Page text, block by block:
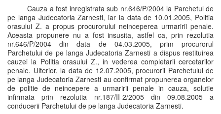
Cauza a fost inregistrata sub nr.646/P/2004 la Parchetul de
pe langa Judecatoria Zarnesti, iar la data de 10.01.2005, Politia
orasului Z. a propus procurorului neinceperea urmaririi penale.
Aceasta propunere nu a fost insusita, astfel ca, prin rezolutia
nr.646/P/2004 din data de 04.03.2005, prim procurorul
Parchetului de pe langa Judecatoria Zarnesti a dispus restituirea
cauzei la Politia orasului Z., in vederea completarii cercetarilor
penale. Ulterior, la data de 12.07.2005, procurorii Parchetului de
pe langa Judecatoria Zarnesti au confirmat propunerea organelor
de politie de neincepere a urmaririi penale in cauza, solutie
infirmata prin rezolutia nr.187/II-2/2005 din 09.08.2005 a
conducerii Parchetului de pe langa Judecatoria Zarnesti.